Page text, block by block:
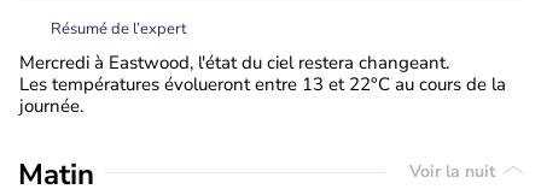
Résumé de l’expert
Mercredi à Eastwood, l'état du ciel restera changeant.
Les températures évolueront entre 13 et 22°C au cours de la
journée.
Matin Voir la nuit